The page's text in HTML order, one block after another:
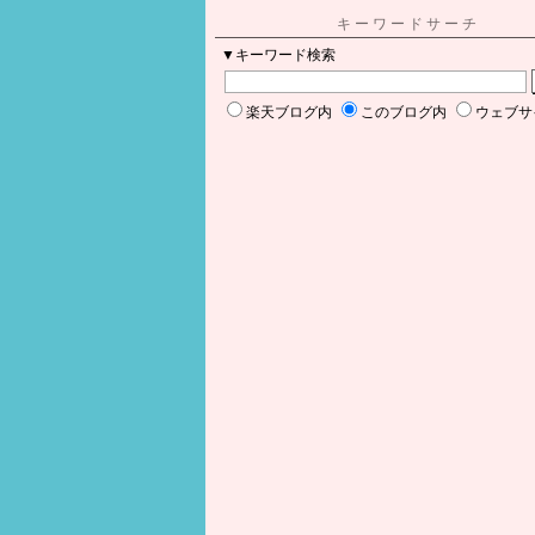
キーワードサーチ
▼キーワード検索
楽天ブログ内 このブログ内 ウェブ